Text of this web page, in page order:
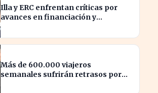
Illa y ERC enfrentan críticas por
avances en financiación y
Más de 600.000 viajeros
semanales sufrirán retrasos por